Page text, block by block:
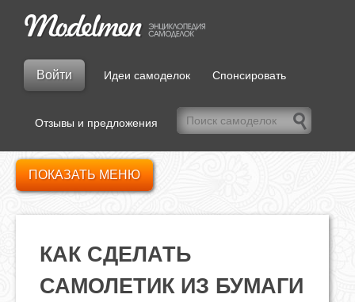
Войти Идеи самоделок Спонсировать
Отзывы и предложения
КАК СДЕЛАТЬ
САМОЛЕТИК ИЗ БУМАГИ
ПОКАЗАТЬ МЕНЮ